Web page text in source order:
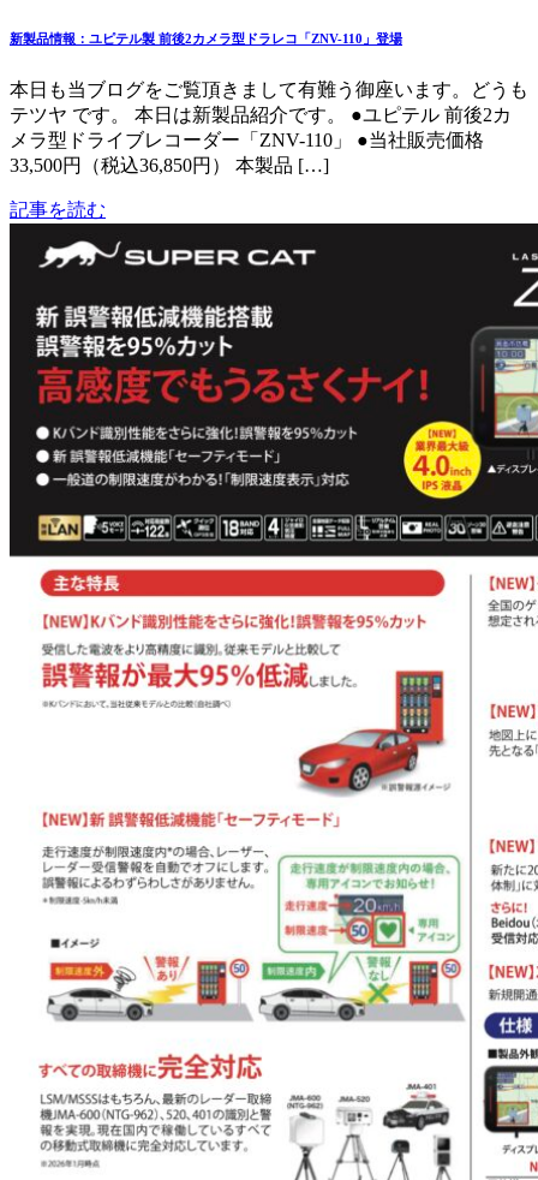
新製品情報：ユピテル製 前後2カメラ型ドラレコ「ZNV-110」登場
本日も当ブログをご覧頂きまして有難う御座います。どうも
テツヤ です。 本日は新製品紹介です。 ●ユピテル 前後2カ
メラ型ドライブレコーダー「ZNV-110」 ●当社販売価格
33,500円（税込36,850円） 本製品 […]
記事を読む